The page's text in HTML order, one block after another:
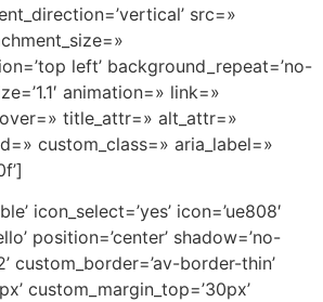
src=»
left’ background_repeat=’no-
animation=» link=»
title_attr=» alt_attr=»
custom_class=» aria_label=»
icon_select=’yes’ icon=’ue808′
position=’center’ shadow=’no-
custom_border=’av-border-thin’
custom_margin_top=’30px’